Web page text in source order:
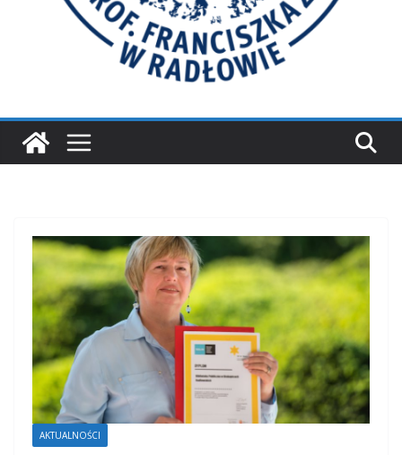
AKTUALNOŚCI